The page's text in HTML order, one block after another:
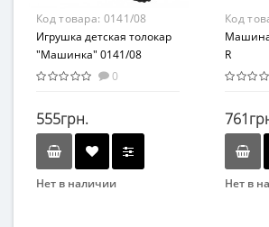
Код товара: 0141/08
Игрушка детская толокар
"Машинка" 0141/08
0
555грн.
Нет в наличии
Код
R
Нет в